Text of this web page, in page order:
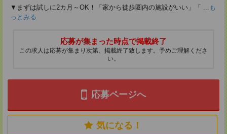
▼まずは試しに2カ月～OK！「家から徒歩圏内の施設がいい」「 ...も
っとみる
応募が集まった時点で掲載終了
この求人は応募が集まり次第、掲載終了致します。予めご理解くださ
い。
応募ページへ
気になる！